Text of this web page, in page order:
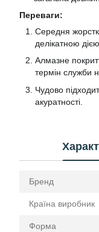
Переваги:
Середня
делікатною
Алмазне
термін служби
Чудово
акуратності.
Бренд
Країна виробник
Форма